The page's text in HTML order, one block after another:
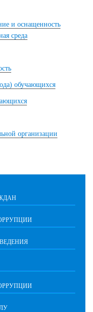
и оснащенность
среда
обучающихся
организации